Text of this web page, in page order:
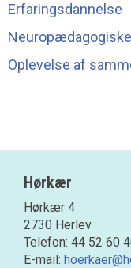
Erfaringsdannelse
Oplevelse af
Hørkær
Hørkær 4
2730 Herlev
Telefon: 44 52 60
E-mail: